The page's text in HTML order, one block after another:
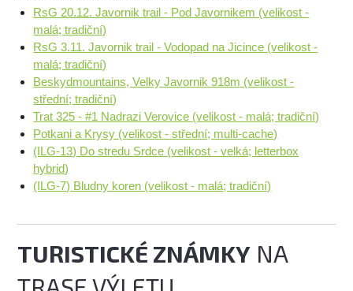
RsG 20.12. Javornik trail - Pod Javornikem (velikost -
malá; tradiční)
RsG 3.11. Javornik trail - Vodopad na Jicince (velikost -
malá; tradiční)
Beskydmountains, Velky Javornik 918m (velikost -
střední; tradiční)
Trat 325 - #1 Nadrazi Verovice (velikost - malá; tradiční)
Potkani a Krysy (velikost - střední; multi-cache)
(ILG-13) Do stredu Srdce (velikost - velká; letterbox
hybrid)
(ILG-7) Bludny koren (velikost - malá; tradiční)
TURISTICKÉ ZNÁMKY NA